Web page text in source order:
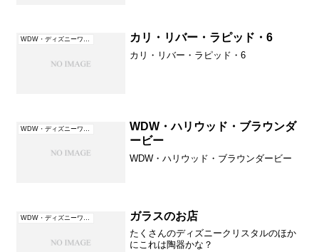
WDW・ディズニーワールド（フロリダ） カリ・リバー・ラピッド・6
カリ・リバー・ラピッド・6
WDW・ハリウッド・ブラウンダ
ービー
WDW・ハリウッド・ブラウンダービー
ガラスのお店
たくさんのディズニークリスタルのほか
にこれは陶器かな？